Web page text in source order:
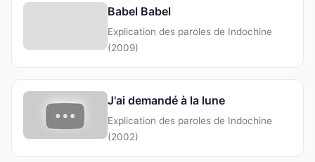
Babel Babel
Explication des paroles de Indochine
(2009)
J'ai demandé à la lune
Explication des paroles de Indochine
(2002)